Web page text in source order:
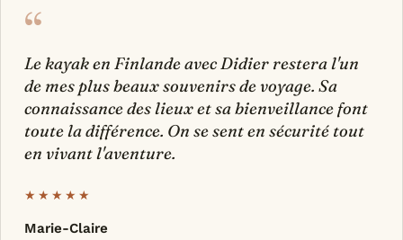
“
Le kayak en Finlande avec Didier restera l'un
de mes plus beaux souvenirs de voyage. Sa
connaissance des lieux et sa bienveillance font
toute la différence. On se sent en sécurité tout
en vivant l'aventure.
★★★★★
Marie-Claire